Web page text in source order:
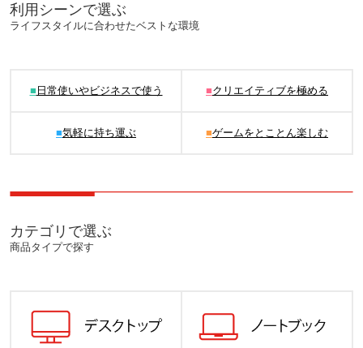
利用シーンで選ぶ
ライフスタイルに合わせたベストな環境
■ 日常使いやビジネスで使う ■クリエイティブを極める
■気軽に持ち運ぶ ■ゲームをとことん楽しむ
カテゴリで選ぶ
商品タイプで探す